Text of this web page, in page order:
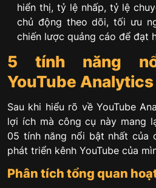
hiển thị, tỷ lệ nhấp, tỷ lệ
chủ động theo dõi, tối ưu
chiến lược quảng cáo để đạt
5 tính năng
YouTube Analytics
Sau khi hiểu rõ về YouTube
lợi ích mà công cụ này mang
05 tính năng nổi bật nhất của
phát triển kênh YouTube của
Phân tích tổng quan